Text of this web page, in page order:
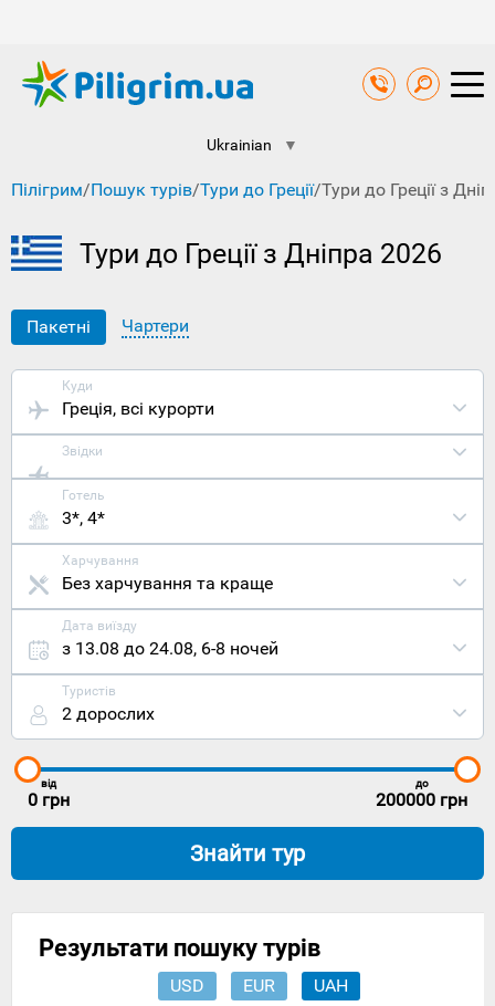
Ukrainian ▼
Пілігрим/Пошук турів/Тури до Греції/Тури до Греції з
Тури до Греції з Дніпра 2026
Пакетні Чартери
Куди
Греція, всі курорти
Звідки
Готель
3*, 4*
Харчування
Без харчування та краще
Дата виїзду
з 13.08 до 24.08, 6-8 ночей
Туристів
2 дорослих
від
0 грн
до
200000 грн
Знайти тур
Результати пошуку турів
USD EUR UAH